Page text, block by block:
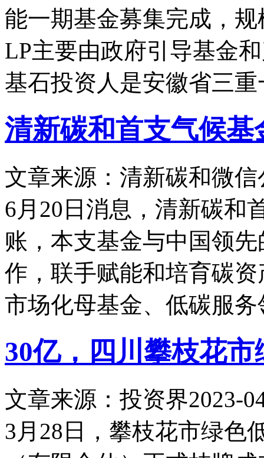
能一期基金募集完成，
LP主要由政府引导基金
基石投资人是安徽省三重
清新碳和首支气候
文章来源：清新碳和微信
6月20日消息，清新碳和
账，本支基金与中国领
作，联手赋能和培育碳
市场化母基金、低碳服务
30亿，四川攀枝花
文章来源：投资界2023-
3月28日，攀枝花市绿色